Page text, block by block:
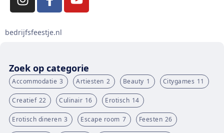
bedrijfsfeestje.nl
Zoek op categorie
Accommodatie 3 Artiesten 2 Beauty 1 Citygames 11
Creatief 22 Culinair 16 Erotisch 14
Erotisch dineren 3 Escape room 7 Feesten 26